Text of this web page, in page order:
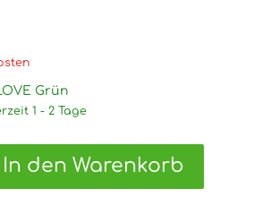
Grün
1 - 2 Tage
In den Warenkorb